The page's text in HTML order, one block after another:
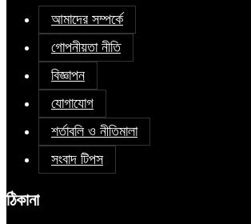
আমাদের সম্পর্কে
গোপনীয়তা নীতি
বিজ্ঞাপন
যোগাযোগ
শর্তাবলি ও নীতিমালা
সংবাদ টিপস
ঠিকানা